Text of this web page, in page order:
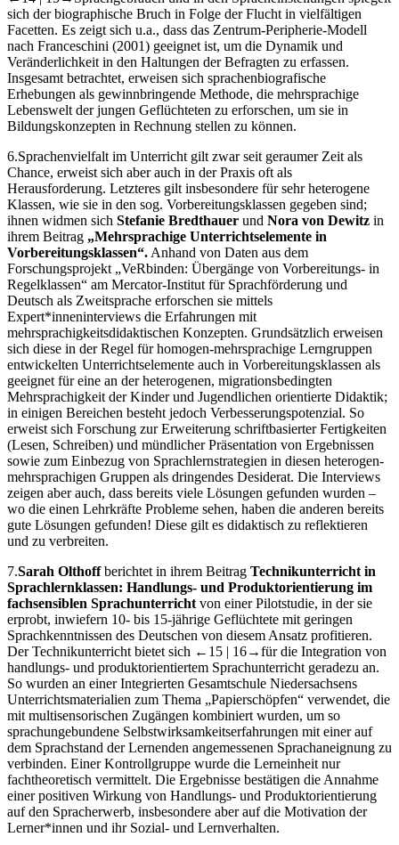
sich der biographische Bruch in Folge der Flucht in vielfältigen
Facetten. Es zeigt sich u.a., dass das Zentrum-Peripherie-Modell
nach Franceschini (2001) geeignet ist, um die Dynamik und
Veränderlichkeit in den Haltungen der Befragten zu erfassen.
Insgesamt betrachtet, erweisen sich sprachenbiografische
Erhebungen als gewinnbringende Methode, die mehrsprachige
Lebenswelt der jungen Geflüchteten zu erforschen, um sie in
Bildungskonzepten in Rechnung stellen zu können.
6.Sprachenvielfalt im Unterricht gilt zwar seit geraumer Zeit als
Chance, erweist sich aber auch in der Praxis oft als
Herausforderung. Letzteres gilt insbesondere für sehr heterogene
Klassen, wie sie in den sog. Vorbereitungsklassen gegeben sind;
ihnen widmen sich Stefanie Bredthauer und Nora von Dewitz in
ihrem Beitrag „Mehrsprachige Unterrichtselemente in
Vorbereitungsklassen“. Anhand von Daten aus dem
Forschungsprojekt „VeRbinden: Übergänge von Vorbereitungs- in
Regelklassen“ am Mercator-Institut für Sprachförderung und
Deutsch als Zweitsprache erforschen sie mittels
Expert*inneninterviews die Erfahrungen mit
mehrsprachigkeitsdidaktischen Konzepten. Grundsätzlich erweisen
sich diese in der Regel für homogen-mehrsprachige Lerngruppen
entwickelten Unterrichtselemente auch in Vorbereitungsklassen als
geeignet für eine an der heterogenen, migrationsbedingten
Mehrsprachigkeit der Kinder und Jugendlichen orientierte Didaktik;
in einigen Bereichen besteht jedoch Verbesserungspotenzial. So
erweist sich Forschung zur Erweiterung schriftbasierter Fertigkeiten
(Lesen, Schreiben) und mündlicher Präsentation von Ergebnissen
sowie zum Einbezug von Sprachlernstrategien in diesen heterogen-
mehrsprachigen Gruppen als dringendes Desiderat. Die Interviews
zeigen aber auch, dass bereits viele Lösungen gefunden wurden –
wo die einen Lehrkräfte Probleme sehen, haben die anderen bereits
gute Lösungen gefunden! Diese gilt es didaktisch zu reflektieren
und zu verbreiten.
7.Sarah Olthoffberichtet in ihrem Beitrag Technikunterricht in
Sprachlernklassen: Handlungs- und Produktorientierung im
fachsensiblen Sprachunterricht von einer Pilotstudie, in der sie
erprobt, inwiefern 10- bis 15-jährige Geflüchtete mit geringen
Sprachkenntnissen des Deutschen von diesem Ansatz profitieren.
Der Technikunterricht bietet sich ←15 | 16→für die Integration von
handlungs- und produktorientiertem Sprachunterricht geradezu an.
So wurden an einer Integrierten Gesamtschule Niedersachsens
Unterrichtsmaterialien zum Thema „Papierschöpfen“ verwendet, die
mit multisensorischen Zugängen kombiniert wurden, um so
sprachungebundene Selbstwirksamkeitserfahrungen mit einer auf
dem Sprachstand der Lernenden angemessenen Sprachaneignung zu
verbinden. Einer Kontrollgruppe wurde die Lerneinheit nur
fachtheoretisch vermittelt. Die Ergebnisse bestätigen die Annahme
einer positiven Wirkung von Handlungs- und Produktorientierung
auf den Spracherwerb, insbesondere aber auf die Motivation der
Lerner*innen und ihr Sozial- und Lernverhalten.